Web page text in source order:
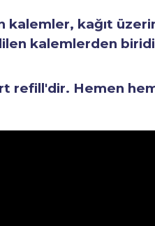
kağıt
kalemlerden
refill'dir. Hemen